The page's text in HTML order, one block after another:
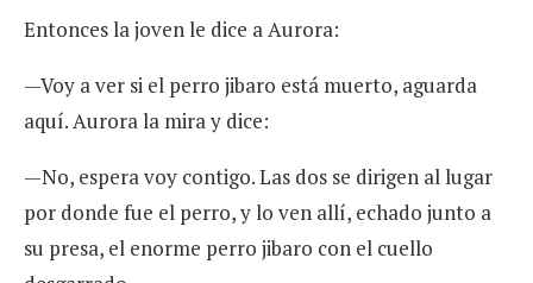
Entonces la joven le dice a Aurora:
—Voy a ver si el perro jibaro está muerto, aguarda
aquí. Aurora la mira y dice:
—No, espera voy contigo. Las dos se dirigen al lugar
por donde fue el perro, y lo ven allí, echado junto a
su presa, el enorme perro jibaro con el cuello